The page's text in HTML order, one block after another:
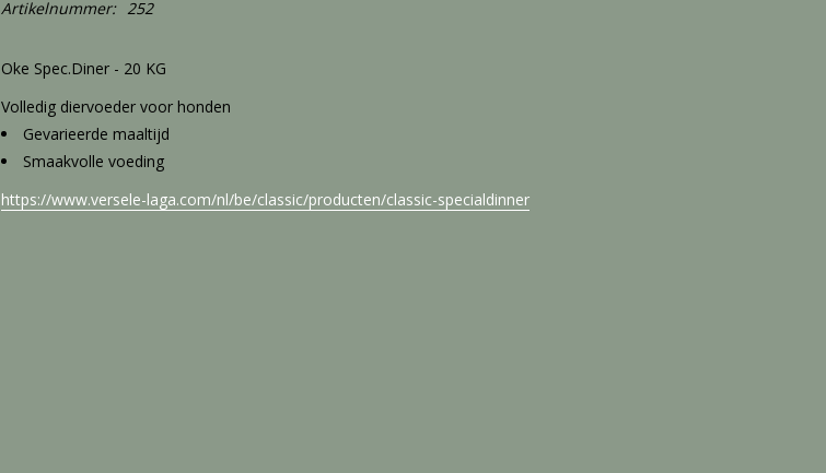
Artikelnummer: 252
Oke Spec.Diner - 20 KG
Volledig diervoeder voor honden
Gevarieerde maaltijd
Smaakvolle voeding
https://www.versele-laga.com/nl/be/classic/producten/classic-specialdinner